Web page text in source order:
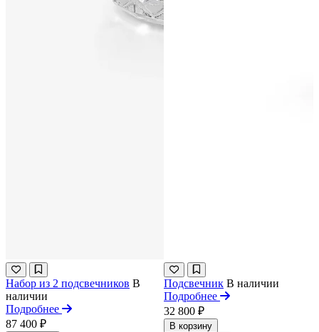
Набор из 2 подсвечников В
наличии
Подробнее
87 400 ₽
Подсвечник В наличии
Подробнее
32 800 ₽
В корзину